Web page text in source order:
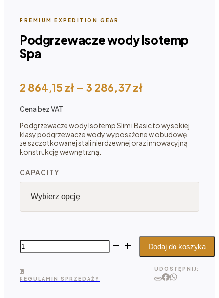
PREMIUM EXPEDITION GEAR
Podgrzewacze wody Isotemp
Spa
2 864,15 zł – 3 286,37 złZakres
864,15 zł
do 3
286,37 zł
Cena bez VAT
Podgrzewacze wody Isotemp Slim i Basic to wysokiej
klasy podgrzewacze wody wyposażone w obudowę
ze szczotkowanej stali nierdzewnej oraz innowacyjną
konstrukcję wewnętrzną.
CAPACITY
ilość
Podgrzewacze
Isotemp
Spa
Dodaj do koszyka
REGULAMIN SPRZEDAŻY
UDOSTĘPNIJ: